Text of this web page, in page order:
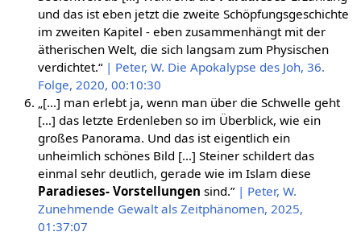
und das ist eben jetzt die zweite Schöpfungsgeschichte
im zweiten Kapitel - eben zusammenhängt mit der
ätherischen Welt, die sich langsam zum Physischen
verdichtet.“ | Peter, W. Die Apokalypse des Joh, 36.
Folge, 2020, 00:10:30
„[…] man erlebt ja, wenn man über die Schwelle geht
[…] das letzte Erdenleben so im Überblick, wie ein
großes Panorama. Und das ist eigentlich ein
unheimlich schönes Bild […] Steiner schildert das
einmal sehr deutlich, gerade wie im Islam diese
Paradieses- Vorstellungen sind.” | Peter, W.
Zunehmende Gewalt als Zeitphänomen, 2025,
01:37:07